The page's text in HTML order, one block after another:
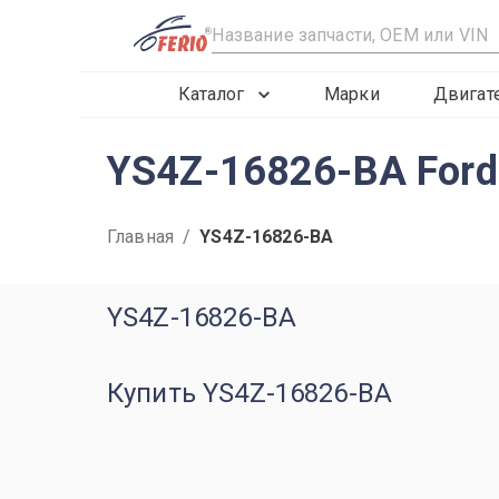
R
Каталог Марки
YS4Z-16826-BA
Главная / YS4Z-16826-BA
YS4Z-16826-BA
Купить YS4Z-16826-BA